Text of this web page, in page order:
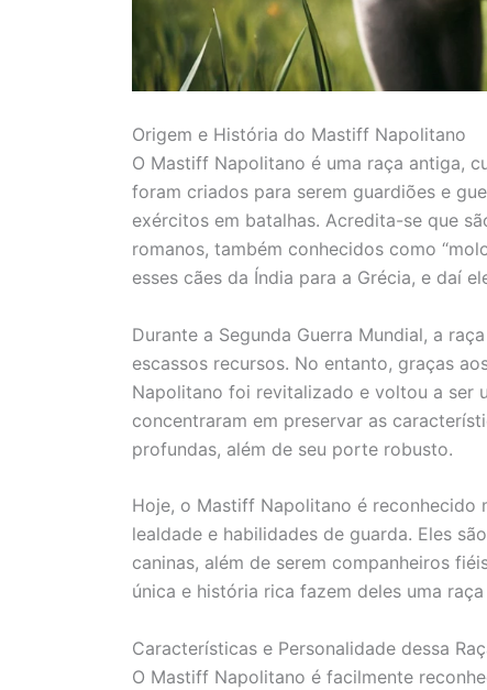
Origem e História do Mastiff Napolitano
O Mastiff Napolitano é uma raça antiga,
foram criados para serem guardiões e
exércitos em batalhas. Acredita-se que
romanos, também conhecidos como
esses cães da Índia para a Grécia, e daí
Durante a Segunda Guerra Mundial, a
escassos recursos. No entanto, graças
Napolitano foi revitalizado e voltou a ser
concentraram em preservar as
profundas, além de seu porte robusto.
Hoje, o Mastiff Napolitano é reconhecido
lealdade e habilidades de guarda. Eles
caninas, além de serem companheiros
única e história rica fazem deles uma
Características e Personalidade dessa
O Mastiff Napolitano é facilmente